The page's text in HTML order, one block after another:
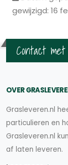
gewijzigd: 16
Contact
OVER
Grasleveren.nl
particulieren en
Grasleveren.nl
af laten leveren.